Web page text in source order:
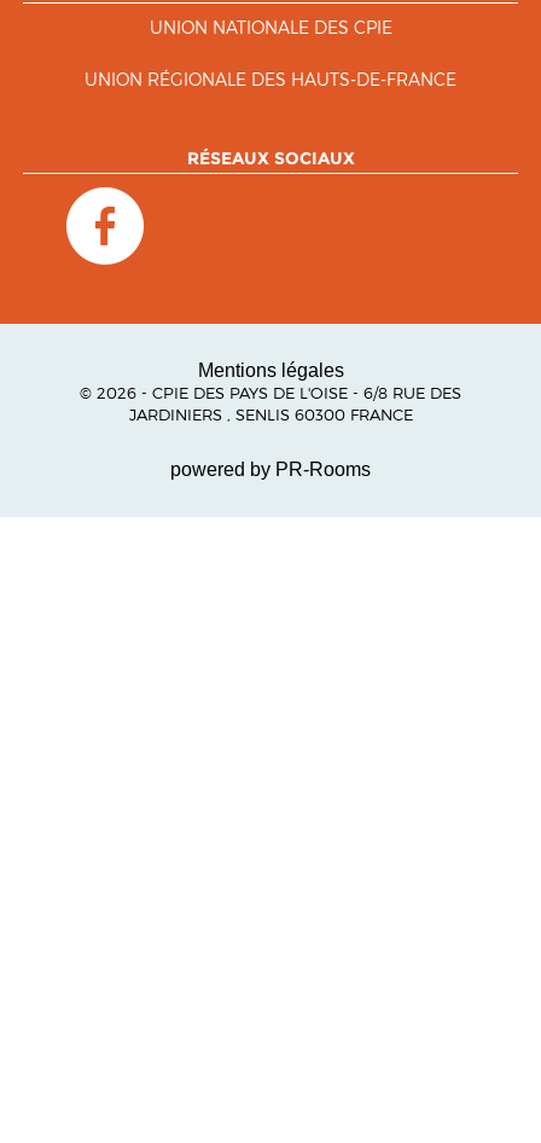
UNION NATIONALE DES CPIE
UNION RÉGIONALE DES HAUTS-DE-FRANCE
RÉSEAUX SOCIAUX
Mentions légales
© 2026 - CPIE DES PAYS DE L'OISE - 6/8 RUE DES
JARDINIERS , SENLIS 60300 FRANCE
powered by PR-Rooms